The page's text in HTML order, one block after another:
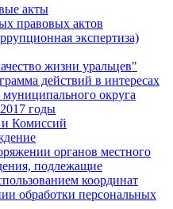
акты
правовых актов
экспертиза)
жизни уральцев"
действий в интересах
муниципального округа
годы
Комиссий
органов местного
подлежащие
координат
обработки персональных